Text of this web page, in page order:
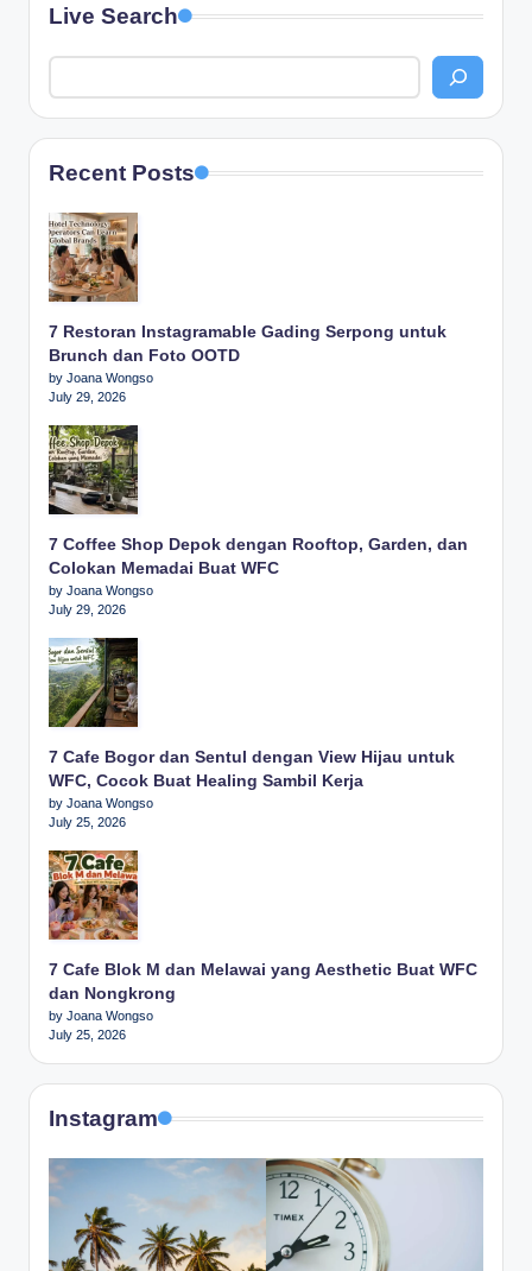
Live Search
Recent Posts
7 Restoran Instagramable Gading Serpong untuk
Brunch dan Foto OOTD
by Joana Wongso
July 29, 2026
7 Coffee Shop Depok dengan Rooftop, Garden, dan
Colokan Memadai Buat WFC
by Joana Wongso
July 29, 2026
7 Cafe Bogor dan Sentul dengan View Hijau untuk
WFC, Cocok Buat Healing Sambil Kerja
by Joana Wongso
July 25, 2026
7 Cafe Blok M dan Melawai yang Aesthetic Buat WFC
dan Nongkrong
by Joana Wongso
July 25, 2026
Instagram